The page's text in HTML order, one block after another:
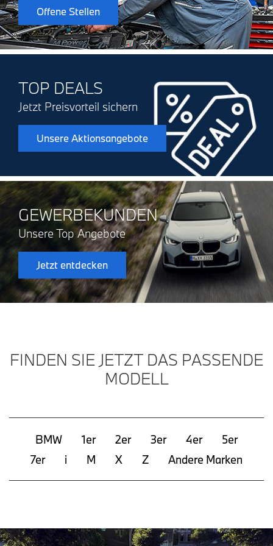
Offene Stellen
TOP DEALS
Jetzt Preisvorteil sichern
Unsere Aktionsangebote
GEWERBEKUNDEN
Unsere Top Angebote
Jetzt entdecken
FINDEN SIE JETZT DAS PASSENDE
MODELL
BMW 1er 2er 3er 4er
5er
7er
i M X Z Andere Marken